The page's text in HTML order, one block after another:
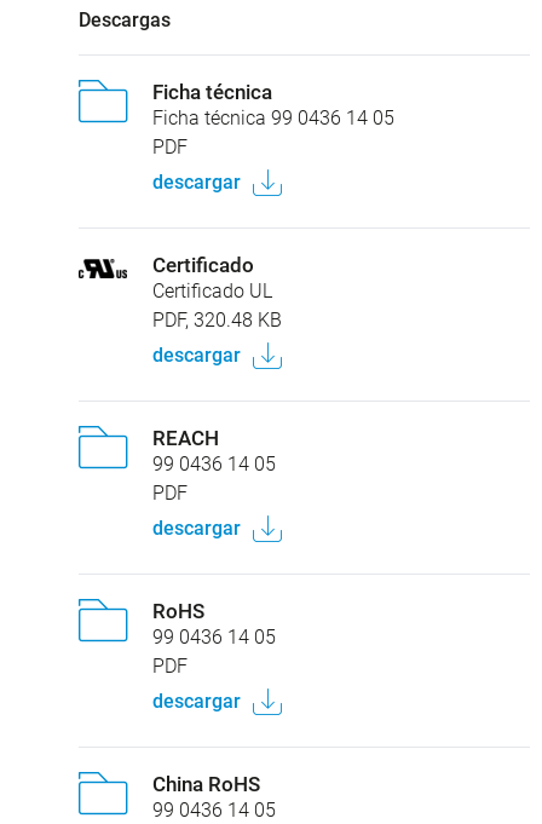
Descargas
Ficha técnica
Ficha técnica 99 0436 14 05
PDF
descargar
Certificado
Certificado UL
PDF, 320.48 KB
descargar
REACH
99 0436 14 05
PDF
descargar
RoHS
99 0436 14 05
PDF
descargar
China RoHS
99 0436 14 05